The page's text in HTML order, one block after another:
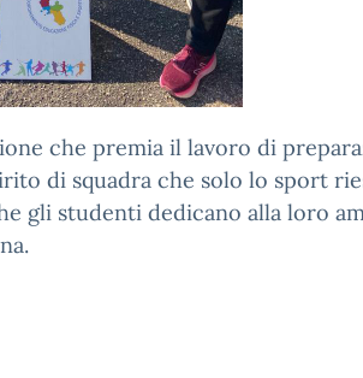
che premia il lavoro di
di squadra che solo lo sport
gli studenti dedicano alla loro